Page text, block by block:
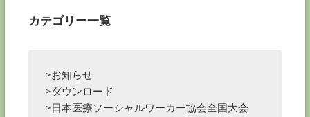
ン
カテゴリー一覧
>お知らせ
>ダウンロード
>日本医療ソーシャルワーカー協会全国大会